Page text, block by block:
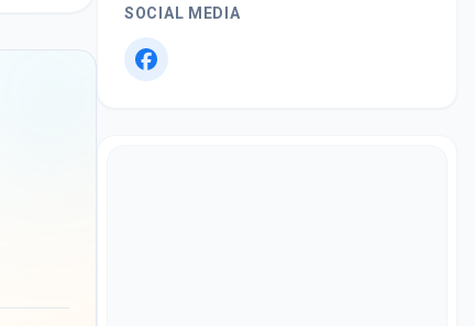
SOCIAL MEDIA